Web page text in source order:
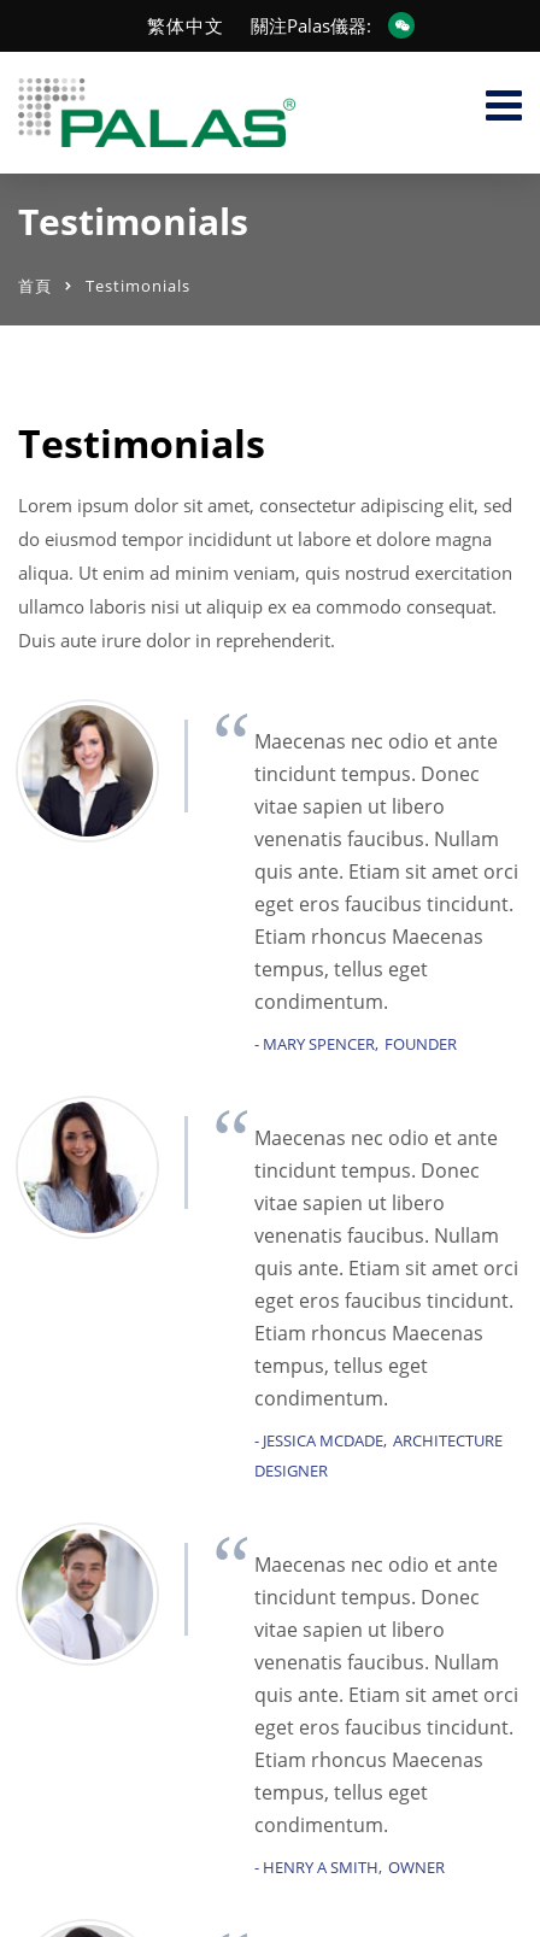
繁体中文 關注Palas儀器:
Testimonials
首頁 Testimonials
Testimonials
Lorem ipsum dolor sit amet, consectetur adipiscing elit, sed
do eiusmod tempor incididunt ut labore et dolore magna
aliqua. Ut enim ad minim veniam, quis nostrud exercitation
ullamco laboris nisi ut aliquip ex ea commodo consequat.
Duis aute irure dolor in reprehenderit.
Maecenas nec odio et ante
tincidunt tempus. Donec
vitae sapien ut libero
venenatis faucibus. Nullam
quis ante. Etiam sit amet orci
eget eros faucibus tincidunt.
Etiam rhoncus Maecenas
tempus, tellus eget
condimentum.
MARY SPENCER FOUNDER
Maecenas nec odio et ante
tincidunt tempus. Donec
vitae sapien ut libero
venenatis faucibus. Nullam
quis ante. Etiam sit amet orci
eget eros faucibus tincidunt.
Etiam rhoncus Maecenas
tempus, tellus eget
condimentum.
JESSICA MCDADE ARCHITECTURE
DESIGNER
Maecenas nec odio et ante
tincidunt tempus. Donec
vitae sapien ut libero
venenatis faucibus. Nullam
quis ante. Etiam sit amet orci
eget eros faucibus tincidunt.
Etiam rhoncus Maecenas
tempus, tellus eget
condimentum.
HENRY A SMITH OWNER